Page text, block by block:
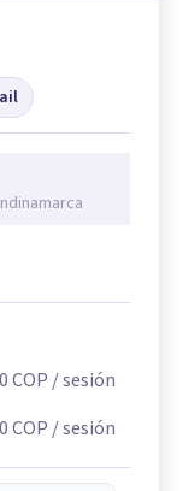
COP / sesión
COP / sesión